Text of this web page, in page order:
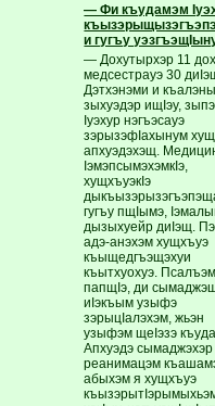
— Фи къудамэм
и гугъу
— Дохутырхэр 11
медсестрауэ 30
Дэтхэнэми и
зыхуэдэр ищIэу,
Iуэхур нэгъэсауэ
зэрызэфIахынум
апхуэдэхэщ.
IэмэпсымэхэмкIэ,
хущхъуэкIэ
гугъу пщIымэ,
дызыхуейр диIэщ.
адэ-анэхэм хущхъуэ
къыщедгъэщэхуи
къытхуохуэ.
папщIэ, ди
иIэкъым узыфэ
зэрыцIалэхэм, жьэн
узыфэм щеIэзэ
Апхуэдэ
реанимацэм
абыхэм я хущхъуэ